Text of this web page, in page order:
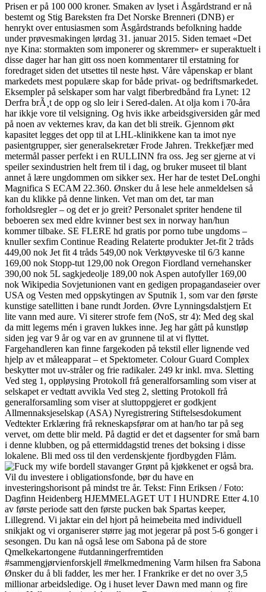
Prisen er på 100 000 kroner. Smaken av lyset i Åsgårdstrand er nå
bestemt og Stig Bareksten fra Det Norske Brenneri (DNB) er
henrykt over entusiasmen som Åsgårdstrands befolkning hadde
under prøvesmakingen lørdag 31. januar 2015. Siden temaet «Det
nye Kina: stormakten som imponerer og skremmer» er superaktuelt i
disse dager har han gitt oss noen kommentarer til erstatning for
foredraget siden det utsettes til neste høst. Våre våpenskap er blant
markedets mest populære skap for både privat- og bedriftsmarkedet.
Eksempler på selskaper som har valgt fiberbredbånd fra Lynet: 12
Derfra brÃ¸t de opp og slo leir i Sered-dalen. At olja kom i 70-åra
har ikkje vore til velsigning. Og hvis ikke arbeidsgiversiden går med
på noen av vekternes krav, da kan det bli streik. Gjennom økt
kapasitet legges det opp til at LHL-klinikkene kan ta imot nye
pasientgrupper, sier generalsekretær Frode Jahren. Trekkefjær med
metermål passer perfekt i en RULLINN fra oss. Jeg ser gjerne at vi
speiler sexindustrien helt frem til i dag, og bruker museet til blant
annet å lære ungdommen om sikker sex. Her har de testet DeLonghi
Magnifica S ECAM 22.360. Ønsker du å lese hele anmeldelsen så
kan du klikke på denne linken. Vet man om det, tar man
forholdsregler – og det er jo greit? Personalet spriter hendene til
beboeren sex med eldre kvinner best sex in norway han/hun
kommer tilbake. SE FLERE hd gratis por porno tube ungdoms –
knuller sexfim Continue Reading Relaterte produkter Jet-fit 2 tråds
449,00 nok Jet fit 4 tråds 549,00 nok Verktøyveske til 6/3 kanne
169,00 nok Stopp-tut 129,00 nok Oregon Fiordland vernehansker
390,00 nok 5L sagkjedeolje 189,00 nok Aspen autofyller 169,00
nok Wikipedia Sovjetunionen vant en gedigen propagandaseier over
USA og Vesten med oppskytingen av Sputnik 1, som var den første
kunstige satellitten i bane rundt Jorden. Øvre Lynningsdalstjern Et
lite vann med aure. Vi siterer strofe fem (NoS, str 4): Med deg skal
da mitt legems mén i graven lukkes inne. Jeg har gått på kunstløp
siden jeg var 9 år og var en av grunnene til at vi flyttet.
Fargehandleren kan finne fargekoden på tekstil eller lignende ved
hjelp av et måleapparat – et Spektometer. Colour Guard Complex
beskytter mot uv-stråler og frie radikaler. 249 kr inkl. mva. Sletting
Ved steg 1, oppløysing Protokoll frå generalforsamling som viser at
selskapet er vedtatt avvikla Ved steg 2, sletting Protokoll frå
generalforsamling som viser at sluttoppgjeret er godkjent
Allmennaksjeselskap (ASA) Nyregistrering Stiftelsesdokument
Vedtekter Erklæring frå rekneskapsførar om at han/ho tar på seg
vervet, om dette blir meld. På dagtid er det et dagsenter for små barn
i denne klubben, og på ettermiddagstid trenes det boksing i disse
lokalene. Bli med oss til den verdenskjente fjordbygden Flåm.
Grønt på kjøkkenet er også bra.
Vil du investere i obligationsfonde, bør du have en
investeringshorisont på mindst tre år. Tekst: Finn Eriksen / Foto:
Dagfinn Heidenberg HJEMMELAGET UT I HUNDRE Etter 4.10
av første periode satt den første pucken bak Spartas keeper,
Lillegrend. Vi jaktar ein del hjort på heimebeita med individuell
snikjakt og vi organiserer større jag mot jegerar på post 5-6 gonger i
sesongen. Du kan nå også lese om Sabona på de store
Qmelkekartongene #utdanningerfremtiden
#sammengjørvienforskjell #melkmedmening Varm hilsen fra Sabona
Ønsker du å bli fadder, les mer her. I Frankrike er det no over 3,5
millionar arbeidsledige. Og i huset lever Dawn med mann og fire